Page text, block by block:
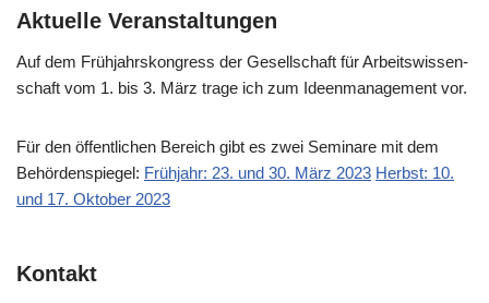
Aktuelle Veranstaltungen
Auf dem Früh­jahrs­kon­gress der Gesell­schaft für Arbeits­wis­sen­
schaft vom 1. bis 3. März tra­ge ich zum Ideen­ma­nage­ment vor.
Für den öffent­li­chen Bereich gibt es zwei Semi­na­re mit dem
Behör­den­spie­gel: Früh­jahr: 23. und 30. März 2023 Herbst: 10.
und 17. Okto­ber 2023
Kontakt